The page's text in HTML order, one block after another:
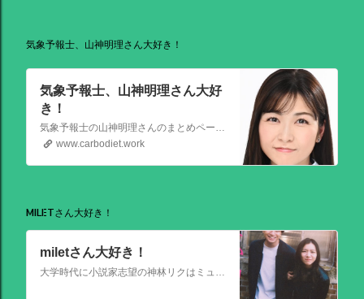
気象予報士、山神明理さん大好き！
気象予報士、山神明理さん大好
き！
気象予報士の山神明理さんのまとめページを作成しました。情報があればこれからも更新します。 #山上明理 さんではありません、#山神明理 さんです。 #山神さんロス #気象予報士 #防災士 #山上あかり #DayDay
www.carbodiet.work
MILETさん大好き！
miletさん大好き！
大学時代に小説家志望の神林リクはミュージシャンを目指す前園ミナミと出会う。二人は互いに一目惚れして結婚。 8年後、リクは超人気のベストセラー作家となるがミナミは志半ばで夢を諦めていた。そんなある日ミナミとケンカした翌朝リクが目覚めると、なぜかミナミは大スターでリクは小説家ではなくいち編集者という世界